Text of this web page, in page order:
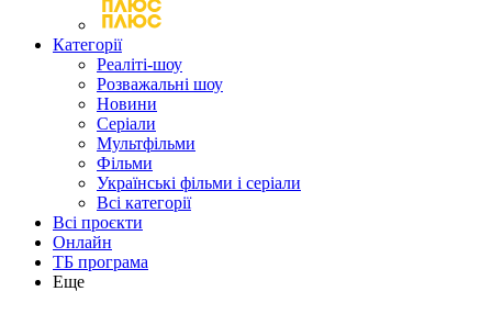
Категорії
Реаліті-шоу
Розважальні шоу
Новини
Серіали
Мультфільми
Фільми
Українські фільми і серіали
Всі категорії
Всі проєкти
Онлайн
ТБ програма
Еще